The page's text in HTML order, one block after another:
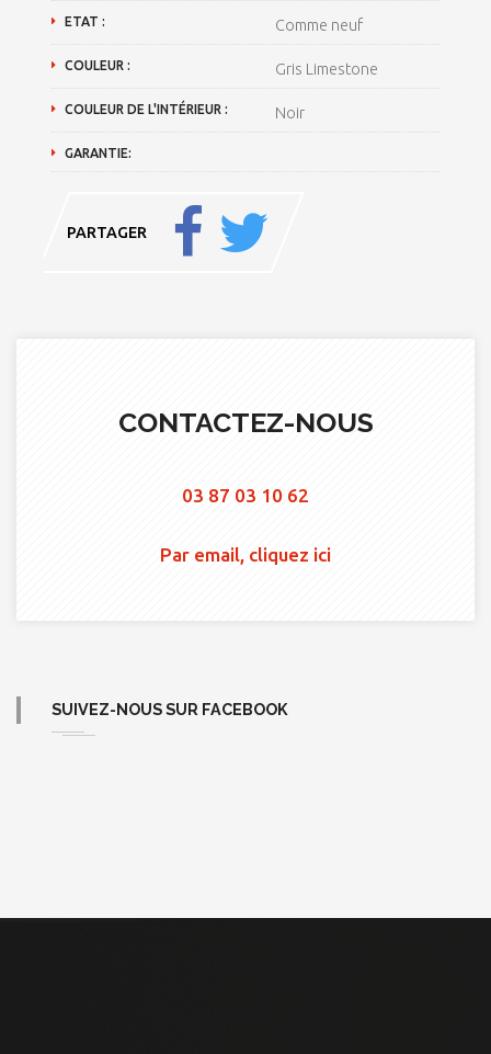
ETAT : Comme neuf
COULEUR : Gris Limestone
COULEUR DE L'INTÉRIEUR : Noir
GARANTIE:
PARTAGER
CONTACTEZ-NOUS
03 87 03 10 62
Par email, cliquez ici
SUIVEZ-NOUS SUR FACEBOOK